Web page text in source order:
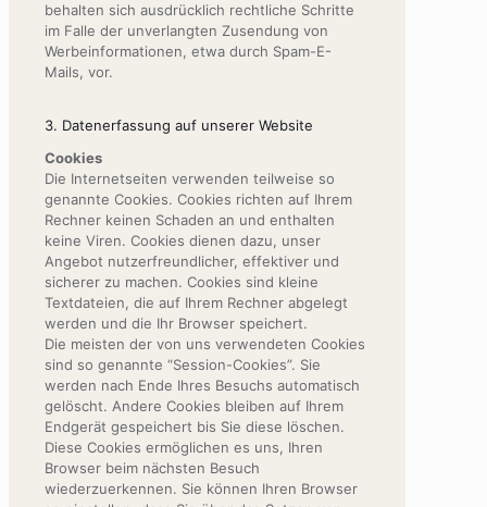
behalten sich ausdrücklich rechtliche Schritte
im Falle der unverlangten Zusendung von
Werbeinformationen, etwa durch Spam-E-
Mails, vor.
3. Datenerfassung auf unserer Website
Cookies
Die Internetseiten verwenden teilweise so
genannte Cookies. Cookies richten auf Ihrem
Rechner keinen Schaden an und enthalten
keine Viren. Cookies dienen dazu, unser
Angebot nutzerfreundlicher, effektiver und
sicherer zu machen. Cookies sind kleine
Textdateien, die auf Ihrem Rechner abgelegt
werden und die Ihr Browser speichert.
Die meisten der von uns verwendeten Cookies
sind so genannte “Session-Cookies”. Sie
werden nach Ende Ihres Besuchs automatisch
gelöscht. Andere Cookies bleiben auf Ihrem
Endgerät gespeichert bis Sie diese löschen.
Diese Cookies ermöglichen es uns, Ihren
Browser beim nächsten Besuch
wiederzuerkennen. Sie können Ihren Browser